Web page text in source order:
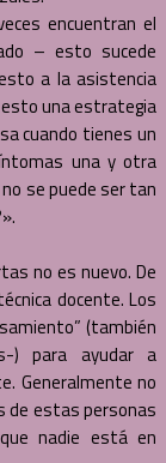
encuentran el
– esto sucede
a la asistencia
esto una estrategia
cuando tienes un
una y otra
se puede ser tan
no es nuevo. De
docente. Los
(también
) para ayudar a
Generalmente no
de estas personas
nadie está en